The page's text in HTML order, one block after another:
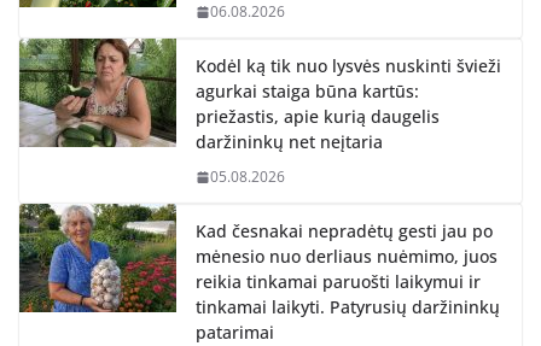
06.08.2026
Kodėl ką tik nuo lysvės nuskinti švieži
agurkai staiga būna kartūs:
priežastis, apie kurią daugelis
daržininkų net neįtaria
05.08.2026
Kad česnakai nepradėtų gesti jau po
mėnesio nuo derliaus nuėmimo, juos
reikia tinkamai paruošti laikymui ir
tinkamai laikyti. Patyrusių daržininkų
patarimai